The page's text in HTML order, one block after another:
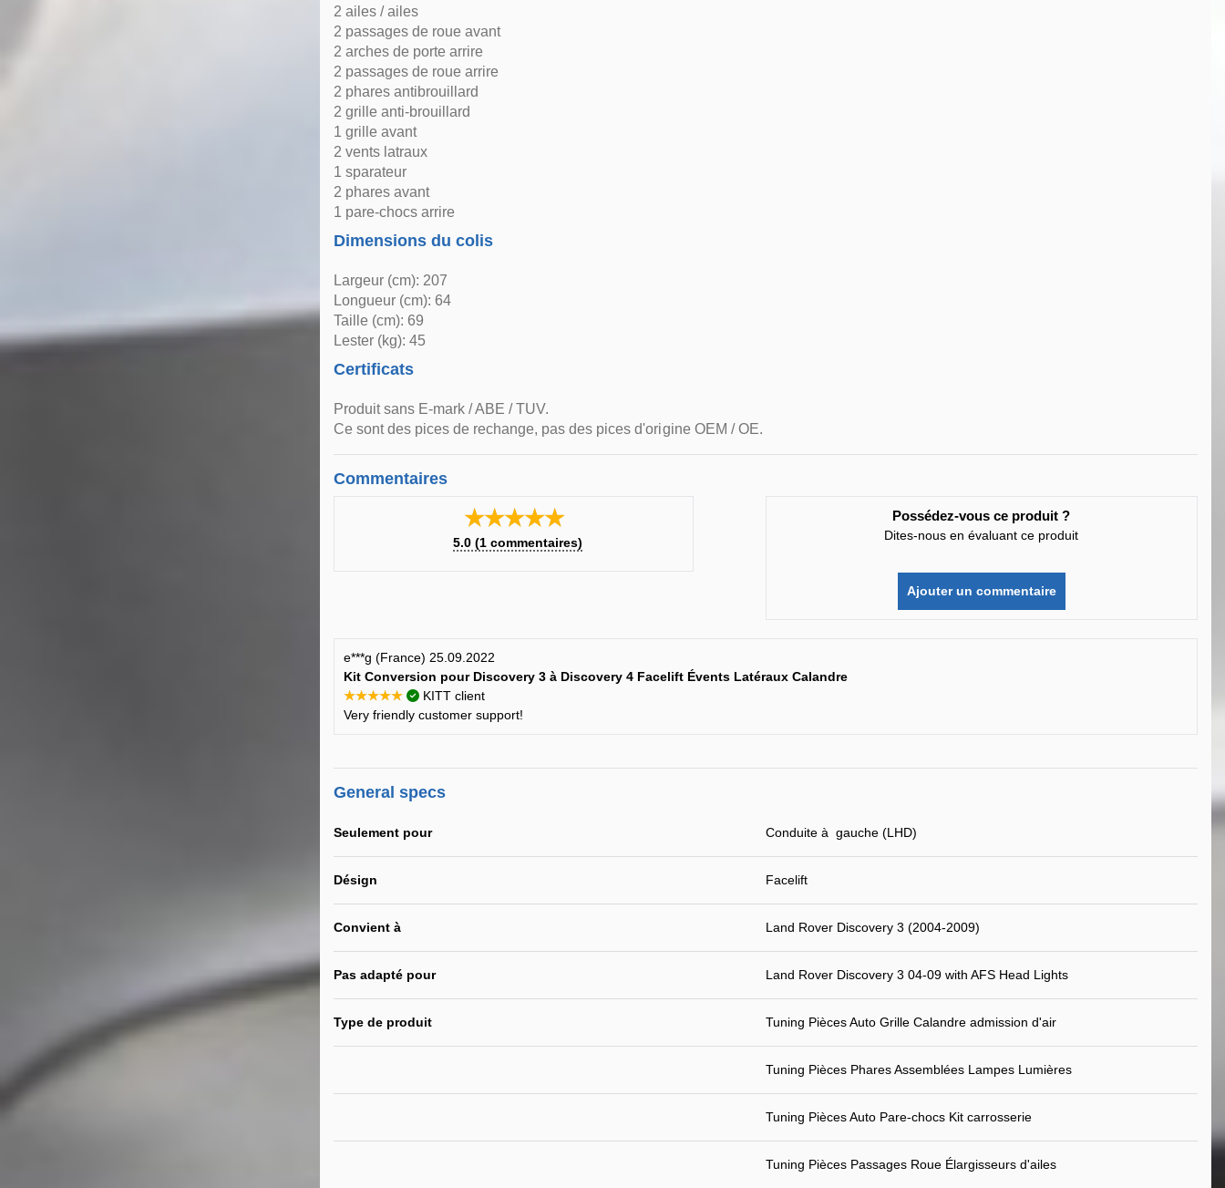
2 ailes / ailes
2 passages de roue avant
2 arches de porte arrire
2 passages de roue arrire
2 phares antibrouillard
2 grille anti-brouillard
1 grille avant
2 vents latraux
1 sparateur
2 phares avant
1 pare-chocs arrire
Dimensions du colis
Largeur (cm): 207
Longueur (cm): 64
Taille (cm): 69
Lester (kg): 45
Certificats
Produit sans E-mark / ABE / TUV.
Ce sont des pices de rechange, pas des pices d'origine OEM / OE.
Commentaires
★★★★★
5.0(1commentaires)
Possédez-vous ce produit ?
Dites-nous en évaluant ce produit
Ajouter un commentaire
e***g (France) 25.09.2022
Kit Conversion pour Discovery 3 à Discovery 4 Facelift Évents Latéraux Calandre
★★★★★
KITT client
Very friendly customer support!
General specs
Seulement pour Conduite à gauche (LHD)
Désign Facelift
Convient à Land Rover Discovery 3 (2004-2009)
Pas adapté pour Land Rover Discovery 3 04-09 with AFS Head Lights
Type de produit Tuning Pièces Auto Grille Calandre admission d'air
Tuning Pièces Phares Assemblées Lampes Lumières
Tuning Pièces Auto Pare-chocs Kit carrosserie
Tuning Pièces Passages Roue Élargisseurs d'ailes